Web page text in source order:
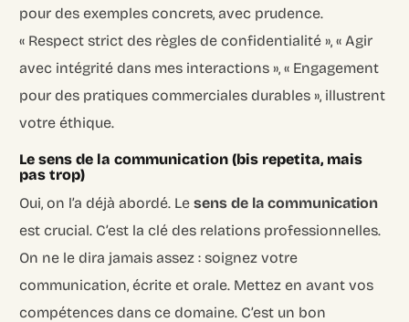
pour des exemples concrets, avec prudence.
« Respect strict des règles de confidentialité », « Agir
avec intégrité dans mes interactions », « Engagement
pour des pratiques commerciales durables », illustrent
votre éthique.
Le sens de la communication (bis repetita, mais
pas trop)
Oui, on l’a déjà abordé. Lesens de la communication
est crucial. C’est la clé des relations professionnelles.
On ne le dira jamais assez : soignez votre
communication, écrite et orale. Mettez en avant vos
compétences dans ce domaine. C’est un bon